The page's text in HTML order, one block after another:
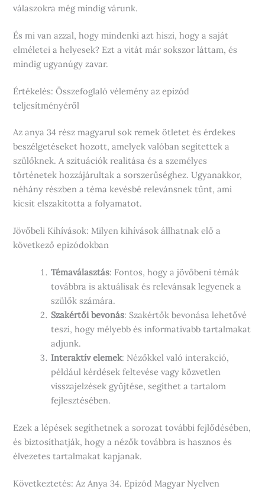
válaszokra még mindig várunk.
És mi van azzal, hogy mindenki azt hiszi, hogy a saját
elméletei a helyesek? Ezt a vitát már sokszor láttam, és
mindig ugyanúgy zavar.
Értékelés: Összefoglaló vélemény az epizód
teljesítményéről
Az anya 34 rész magyarul sok remek ötletet és érdekes
beszélgetéseket hozott, amelyek valóban segítettek a
szülőknek. A szituációk realitása és a személyes
történetek hozzájárultak a sorszerűséghez. Ugyanakkor,
néhány részben a téma kevésbé relevánsnek tűnt, ami
kicsit elszakította a folyamatot.
Jövőbeli Kihívások: Milyen kihívások állhatnak elő a
következő epizódokban
Témaválasztás: Fontos, hogy a jövőbeni témák
továbbra is aktuálisak és relevánsak legyenek a
szülők számára.
Szakértői bevonás: Szakértők bevonása lehetővé
teszi, hogy mélyebb és informatívabb tartalmakat
adjunk.
Interaktív elemek: Nézőkkel való interakció,
például kérdések feltevése vagy közvetlen
visszajelzések gyűjtése, segíthet a tartalom
fejlesztésében.
Ezek a lépések segíthetnek a sorozat további fejlődésében,
és biztosíthatják, hogy a nézők továbbra is hasznos és
élvezetes tartalmakat kapjanak.
Következtetés: Az Anya 34. Epizód Magyar Nyelven